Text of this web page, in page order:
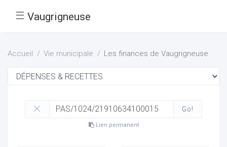
☰ Vaugrigneuse
Accueil Vie municipale Les finances de Vaugrigneuse
Go!
Lien permanent